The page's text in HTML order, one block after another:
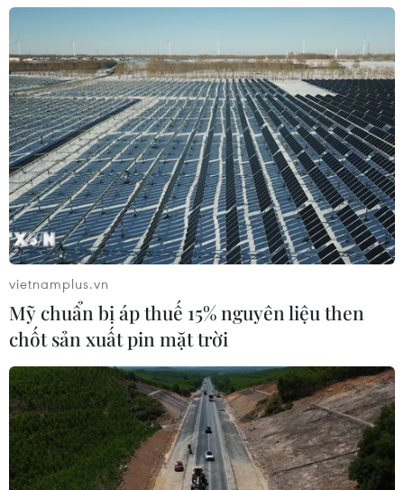
vietnamplus.vn
Mỹ chuẩn bị áp thuế 15% nguyên liệu then
chốt sản xuất pin mặt trời